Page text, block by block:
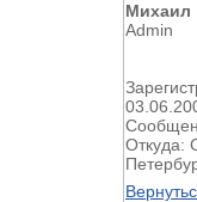
Михаил
Admin
Откуда: